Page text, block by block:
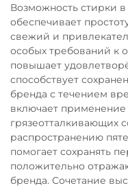
Возможность стирки
обеспечивает
свежий и
особых требований к
повышает
способствует
бренда с течением
включает
грязеотталкивающих
распространению
помогает сохранять
положительно
бренда. Сочетание